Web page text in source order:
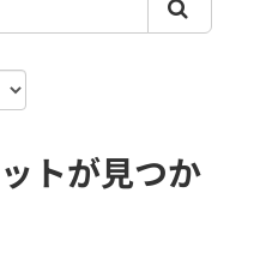
トが見つか